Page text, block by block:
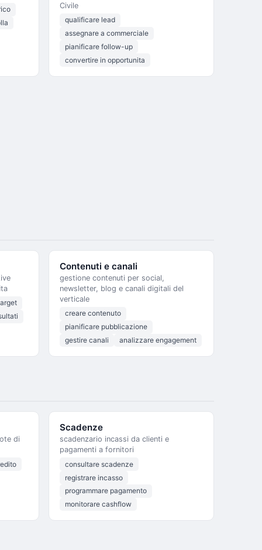
Civile
qualificare lead
assegnare a commerciale
pianificare follow-up
convertire in opportunita
Contenuti e canali
gestione contenuti per social,
newsletter, blog e canali digitali del
verticale
creare contenuto
pianificare pubblicazione
gestire canali
analizzare engagement
di
Scadenze
scadenzario incassi da clienti e
pagamenti a fornitori
consultare scadenze
registrare incasso
programmare pagamento
monitorare cashflow